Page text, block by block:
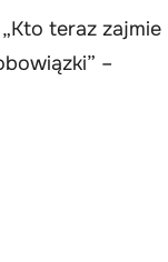
teraz zajmie
–